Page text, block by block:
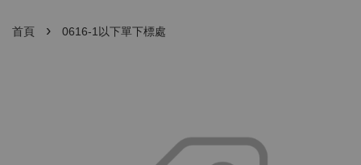
首頁 › 0616-1以下單下標處